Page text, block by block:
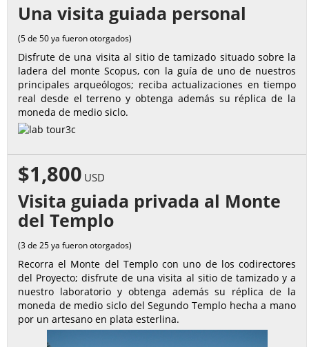
Una visita guiada personal
(5 de 50 ya fueron otorgados)
Disfrute de una visita al sitio de tamizado situado sobre la
ladera del monte Scopus, con la guía de uno de nuestros
principales arqueólogos; reciba actualizaciones en tiempo
real desde el terreno y obtenga además su réplica de la
moneda de medio siclo.
$1,800 USD
Visita guiada privada al Monte
del Templo
(3 de 25 ya fueron otorgados)
Recorra el Monte del Templo con uno de los codirectores
del Proyecto; disfrute de una visita al sitio de tamizado y a
nuestro laboratorio y obtenga además su réplica de la
moneda de medio siclo del Segundo Templo hecha a mano
por un artesano en plata esterlina.